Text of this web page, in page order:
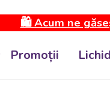
🛍️ Acum ne
Promoții